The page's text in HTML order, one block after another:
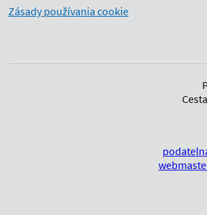
Zásady používania cookie